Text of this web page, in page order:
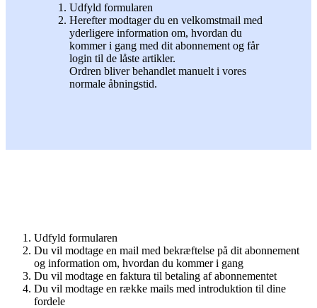
Udfyld formularen
Herefter modtager du en velkomstmail med
yderligere information om, hvordan du
kommer i gang med dit abonnement og får
login til de låste artikler.
Ordren bliver behandlet manuelt i vores
normale åbningstid.
Udfyld formularen
Du vil modtage en mail med bekræftelse på dit abonnement
og information om, hvordan du kommer i gang
Du vil modtage en faktura til betaling af abonnementet
Du vil modtage en række mails med introduktion til dine
fordele